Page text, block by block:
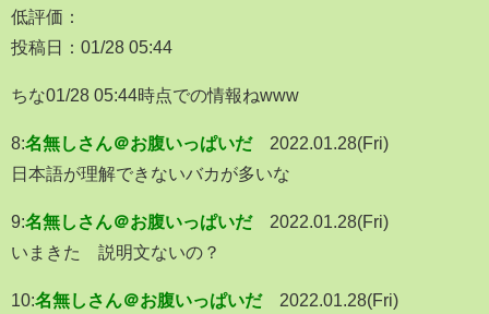
低評価：
投稿日：01/28 05:44
ちな01/28 05:44時点での情報ねwww
8:名無しさん＠お腹いっぱいだ
2022.01.28(Fri)
日本語が理解できないバカが多いな
9:名無しさん＠お腹いっぱいだ
2022.01.28(Fri)
いまきた 説明文ないの？
10:名無しさん＠お腹いっぱいだ
2022.01.28(Fri)